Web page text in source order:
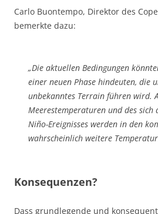
Carlo Buontempo, Direktor des
bemerkte dazu:
„Die aktuellen Bedingungen
einer neuen Phase hindeuten, die
unbekanntes Terrain führen wird.
Meerestemperaturen und des sich
Niño-Ereignisses werden in den
wahrscheinlich weitere
Konsequenzen?
Dass grundlegende und